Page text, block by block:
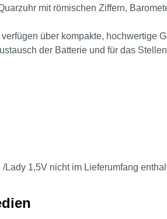
mit römischen Ziffern,
über kompakte, hochwertige
der Batterie und für das
Lady 1,5V nicht im Lieferumfang